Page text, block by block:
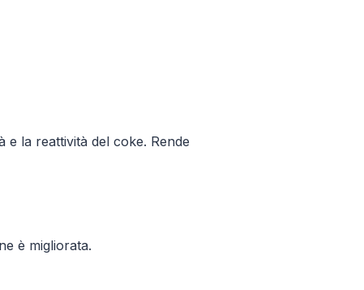
la reattività del coke. Rende
è migliorata.